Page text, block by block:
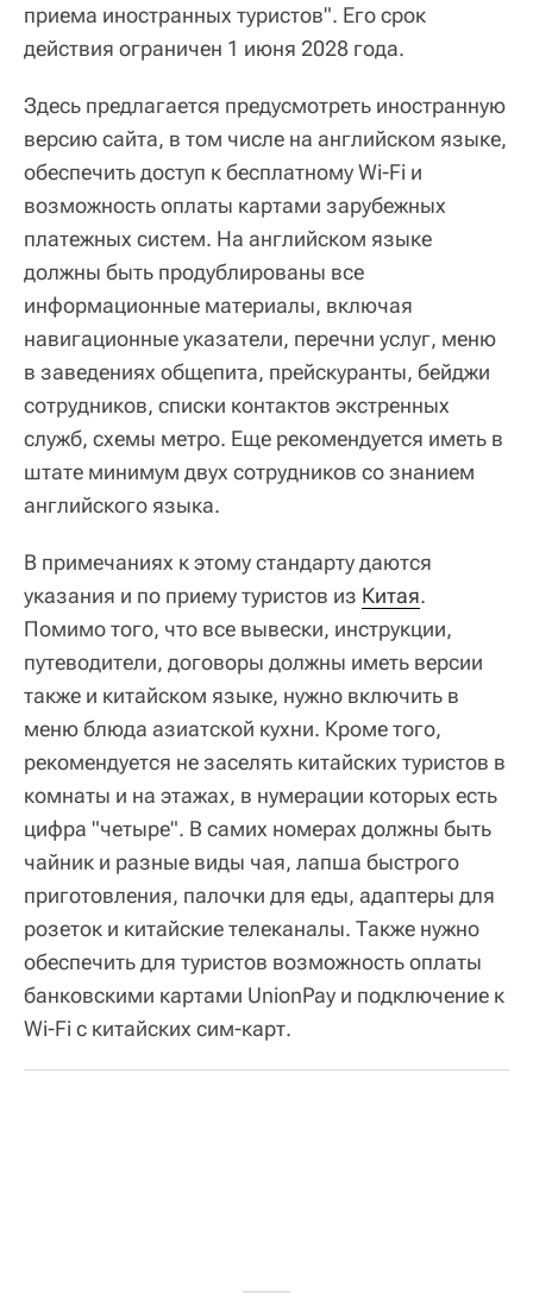
приема иностранных туристов". Его срок
действия ограничен 1 июня 2028 года.
Здесь предлагается предусмотреть иностранную
версию сайта, в том числе на английском языке,
обеспечить доступ к бесплатному Wi-Fi и
возможность оплаты картами зарубежных
платежных систем. На английском языке
должны быть продублированы все
информационные материалы, включая
навигационные указатели, перечни услуг, меню
в заведениях общепита, прейскуранты, бейджи
сотрудников, списки контактов экстренных
служб, схемы метро. Еще рекомендуется иметь в
штате минимум двух сотрудников со знанием
английского языка.
В примечаниях к этому стандарту даются
указания и по приему туристов из Китая.
Помимо того, что все вывески, инструкции,
путеводители, договоры должны иметь версии
также и китайском языке, нужно включить в
меню блюда азиатской кухни. Кроме того,
рекомендуется не заселять китайских туристов в
комнаты и на этажах, в нумерации которых есть
цифра "четыре". В самих номерах должны быть
чайник и разные виды чая, лапша быстрого
приготовления, палочки для еды, адаптеры для
розеток и китайские телеканалы. Также нужно
обеспечить для туристов возможность оплаты
банковскими картами UnionPay и подключение к
Wi-Fi с китайских сим-карт.